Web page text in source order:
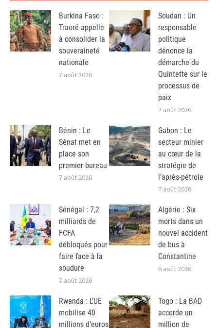
Burkina Faso :
Traoré appelle
à consolider la
souveraineté
nationale
7 août 2026
Soudan : Un
responsable
politique
dénonce la
démarche du
Quintette sur le
processus de
paix
7 août 2026
Bénin : Le
Sénat met en
place son
premier bureau
7 août 2026
Gabon : Le
secteur minier
au cœur de la
stratégie de
l’après-pétrole
7 août 2026
Sénégal : 7,2
milliards de
FCFA
débloqués pour
faire face à la
soudure
7 août 2026
Algérie : Six
morts dans un
nouvel accident
de bus à
Constantine
6 août 2026
Rwanda : L’UE
mobilise 40
millions d’euros
Togo : La BAD
accorde un
million de